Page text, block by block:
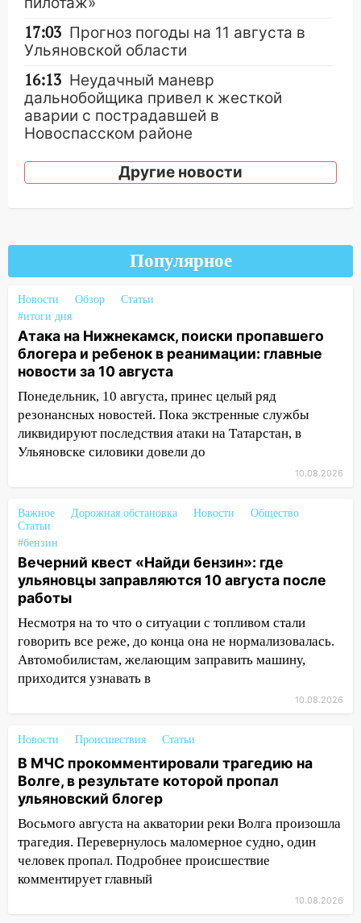
17:03 Прогноз погоды на 11 августа в
Ульяновской области
16:13 Неудачный маневр
дальнобойщика привел к жесткой
аварии с пострадавшей в
Новоспасском районе
16:13 В Ульяновске перед судом
предстанут 24 участника криминальной
Ульяновской области перевернулась
15:13
Семьям погибших и
пострадавшим в Нижнекамске окажут
материальную помощь
15:05 Столкновение двух «Лад» в
Димитровграде: пассажирка оказалась
в больнице
14:23 В Вешкаймском районе
перевернулся самодельный байк
8 августа в шторм ульяновского
блогера
14:00 Этой ночью Императорский мост
будет перекрыт
13:49 Сотрудники СУ СК России по
Ульяновской области вручили ключи от
квартир сиротам и детям, оставшихся
без попечения родителей
13:36 «Мама, я умру?»: очевидец
«пьяной» аварии, в которой маленькую
перилами, рассказал о событиях
ужасной ночи
13:05 17-летний парень находился за
рулем мотоцикла во время ДТП в Новом
городе: в ГАИ прокомментировали
сегодняшнюю аварию
12:59 Губернатор Ульяновской области
выразил соболезнования в связи с
Другие новости
Популярное
Новости Обзор
Статьи
#итоги дня
Атака на Нижнекамск, поиски пропавшего
блогера и ребенок в реанимации: главные
новости за 10 августа
Понедельник, 10 августа, принес целый ряд
резонансных новостей. Пока экстренные службы
ликвидируют последствия атаки на Татарстан, в
Ульяновске силовики довели до
10.08.2026
Важное Дорожная обстановка Новости
Общество
Статьи
#бензин
Вечерний квест «Найди бензин»: где
ульяновцы заправляются 10 августа после
работы
Несмотря на то что о ситуации с топливом стали
говорить все реже, до конца она не нормализовалась.
Автомобилистам, желающим заправить машину,
приходится узнавать в
10.08.2026
Новости Происшествия Статьи
В МЧС прокомментировали трагедию на
Волге, в результате которой пропал
ульяновский блогер
Восьмого августа на акватории реки Волга произошла
трагедия. Перевернулось маломерное судно, один
человек пропал. Подробнее происшествие
комментирует главный
10.08.2026